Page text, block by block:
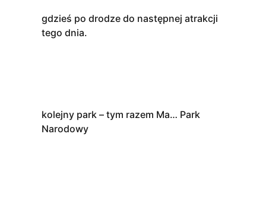
gdzieś po drodze do następnej atrakcji
tego dnia.
kolejny park – tym razem Ma… Park
Narodowy